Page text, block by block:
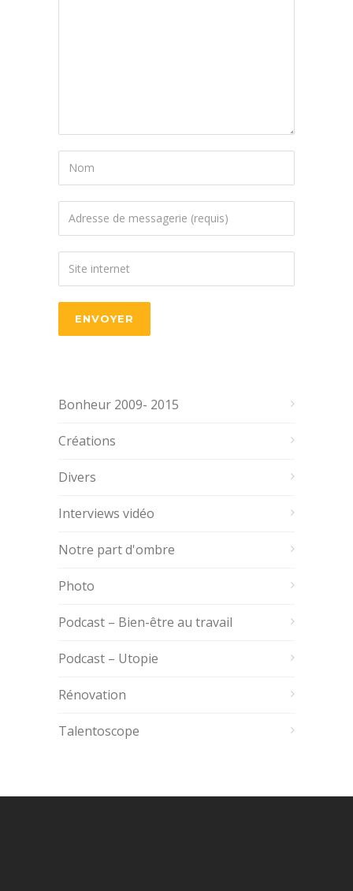
Bonheur 2009- 2015
Créations
Divers
Interviews vidéo
Notre part d'ombre
Photo
Podcast – Bien-être au travail
Podcast – Utopie
Rénovation
Talentoscope